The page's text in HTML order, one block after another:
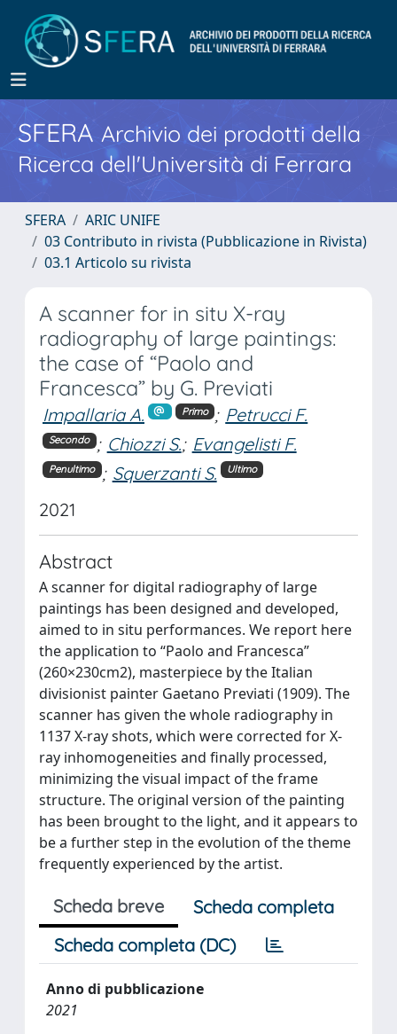
SFERA Archivio dei prodotti della
Ricerca dell'Università di Ferrara
SFERA
ARIC UNIFE
03 Contributo in rivista (Pubblicazione in Rivista)
03.1 Articolo su rivista
A scanner for in situ X-ray
radiography of large paintings:
the case of “Paolo and
Francesca” by G. Previati
Impallaria A. Primo ; Petrucci F.
Secondo ; Chiozzi S.; Evangelisti F.
Penultimo ; Squerzanti S. Ultimo
2021
Abstract
A scanner for digital radiography of large
paintings has been designed and developed,
aimed to in situ performances. We report here
the application to “Paolo and Francesca”
(260×230cm2), masterpiece by the Italian
divisionist painter Gaetano Previati (1909). The
scanner has given the whole radiography in
1137 X-ray shots, which were corrected for X-
ray inhomogeneities and finally processed,
minimizing the visual impact of the frame
structure. The original version of the painting
has been brought to the light, and it appears to
be a further step in the evolution of the theme
frequently experienced by the artist.
Scheda breve
Scheda completa
Scheda completa (DC)
Anno di pubblicazione
2021